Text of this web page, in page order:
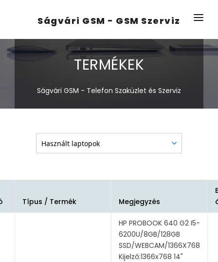
Ságvári GSM - GSM Szerviz
KEZDŐLAP
ELÉRHETŐSÉG
TERMÉKEK
Ságvári GSM - Telefon Szaküzlet és Szerviz
Típus / Termék Megjegyzés
HP PROBOOK 640 G2 I5-
6200U/8GB/128GB
SSD/WEBCAM/1366X768
Kijelző:1366x768 14"